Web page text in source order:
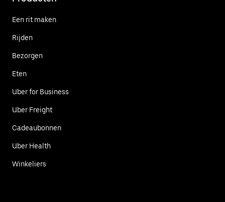
Een rit maken
Rijden
Bezorgen
Eten
Uber for Business
Uber Freight
Cadeaubonnen
Uber Health
Winkeliers